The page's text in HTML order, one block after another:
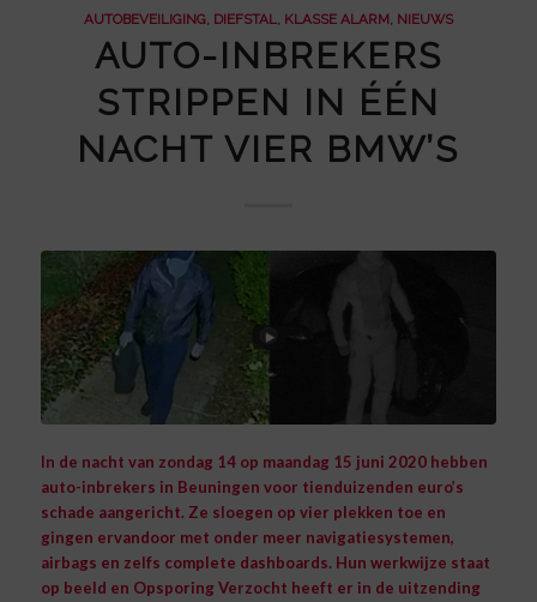
AUTOBEVEILIGING, DIEFSTAL, KLASSE ALARM, NIEUWS
AUTO-INBREKERS
STRIPPEN IN ÉÉN
NACHT VIER BMW’S
In de nacht van zondag 14 op maandag 15 juni 2020 hebben
auto-inbrekers in Beuningen voor tienduizenden euro’s
schade aangericht. Ze sloegen op vier plekken toe en
gingen ervandoor met onder meer navigatiesystemen,
airbags en zelfs complete dashboards. Hun werkwijze staat
op beeld en Opsporing Verzocht heeft er in de uitzending